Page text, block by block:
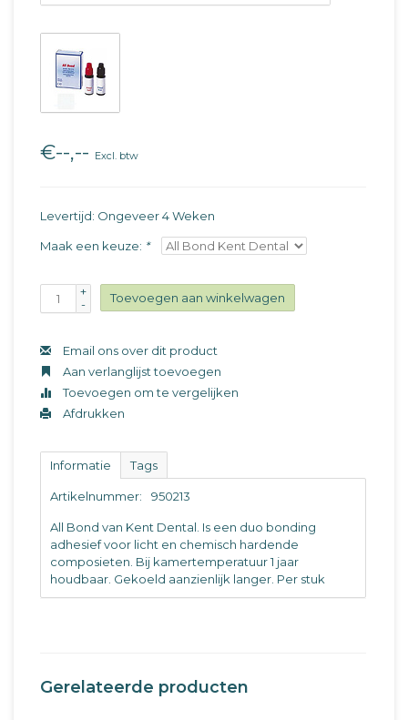
€--,-- Excl. btw
Levertijd: Ongeveer 4 Weken
Maak een keuze: *
+
-
Toevoegen aan winkelwagen
Email ons over dit product
Aan verlanglijst toevoegen
Toevoegen om te vergelijken
Afdrukken
Informatie Tags
Artikelnummer: 950213
All Bond van Kent Dental. Is een duo bonding
adhesief voor licht en chemisch hardende
composieten. Bij kamertemperatuur 1 jaar
houdbaar. Gekoeld aanzienlijk langer. Per stuk
Gerelateerde producten